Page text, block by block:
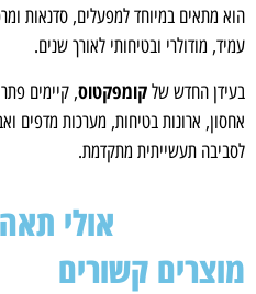
הוא מתאים במיוחד למפעלים, סדנאות
עמיד, מודולרי ובטיחותי לאורך שנים.
בעידן החדש שלקומפקטוס, קיימים
אחסון, ארונות בטיחות, מערכות מדפים
לסביבה תעשייתית מתקדמת.
אולי
מוצרים קשורים